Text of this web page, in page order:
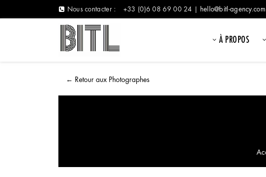
Nous contacter : +33 (0)6 08 69 00 24 | hello@bitl-agency.com
À PROPOS
← Retour aux Photographes